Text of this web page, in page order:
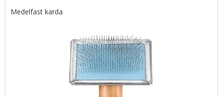
Medelfast karda